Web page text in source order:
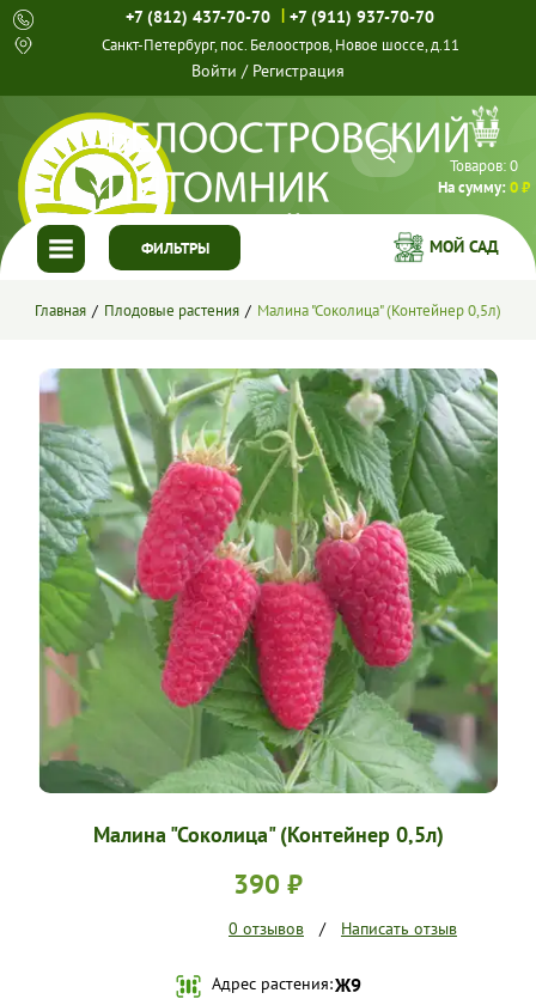
+7 (812) 437-70-70 | +7 (911) 937-70-70
Санкт-Петербург, пос. Белоостров, Новое шоссе, д.11
Войти / Регистрация
Товаров:0
На сумму:0 ₽
ФИЛЬТРЫ
ГЛАВНАЯ
КАТАЛОГ
СПЕЦПРЕДЛОЖЕНИЯ
ГОТОВЫЕ РЕШЕНИЯ
О НАС
УСЛОВИЯ РАБОТЫ
КОНТАКТЫ
МОЙ САД
Главная Плодовые растения Малина "Соколица" (Контейнер 0,5л)
Малина "Соколица" (Контейнер 0,5л)
390 ₽
0 отзывов / Написать отзыв
Адрес растения:Ж9